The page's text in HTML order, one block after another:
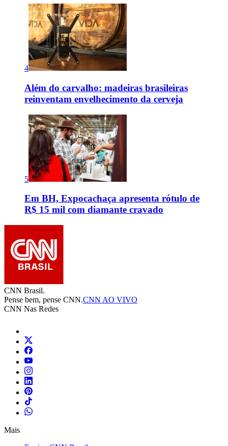
4
Além do carvalho: madeiras brasileiras
reinventam envelhecimento da cerveja
5
Em BH, Expocachaça apresenta rótulo de
R$ 15 mil com diamante cravado
CNN Brasil.
Pense bem, pense CNN.CNN AO VIVO
CNN Nas Redes
Mais